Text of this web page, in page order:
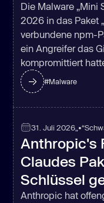
Die Malware „Mini
2026 in das Paket
verbundene npm-
ein Angreifer das
kompromittiert
#Malware
31. Juli 2026 „•“
Anthropic's
Claudes
Schlüssel
Anthropic hat